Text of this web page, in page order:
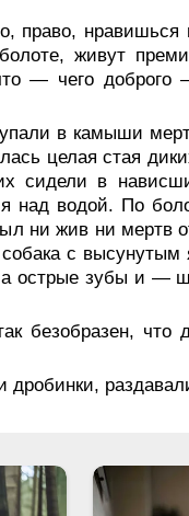
нравишься
живут
— чего
в камыши
целая стая
сидели в
над водой. По
ни жив ни мертв
с
острые зубы и
что
дробинки,